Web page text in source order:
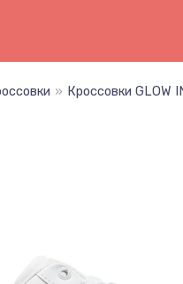
» Кроссовки GLOW